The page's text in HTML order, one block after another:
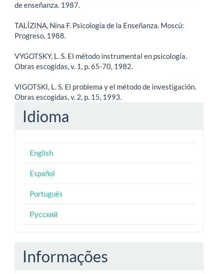
de enseñanza. 1987.
TALÍZINA, Nina F. Psicología de la Enseñanza. Moscú:
Progreso, 1988.
VYGOTSKY, L. S. El método instrumental en psicología.
Obras escogidas, v. 1, p. 65-70, 1982.
VIGOTSKI, L. S. El problema y el método de investigación.
Obras escogidas, v. 2, p. 15, 1993.
Idioma
English
Español
Português
Русский
Informações